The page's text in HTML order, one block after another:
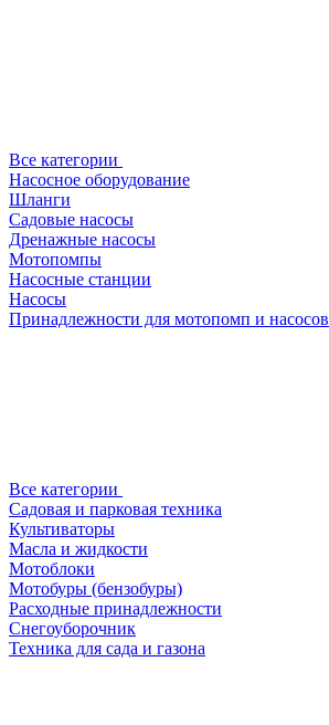
Все категории
Насосное оборудование
Шланги
Садовые насосы
Дренажные насосы
Мотопомпы
Насосные станции
Насосы
Принадлежности для мотопомп и насосов
Все категории
Садовая и парковая техника
Культиваторы
Масла и жидкости
Мотоблоки
Мотобуры (бензобуры)
Расходные принадлежности
Снегоуборочник
Техника для сада и газона